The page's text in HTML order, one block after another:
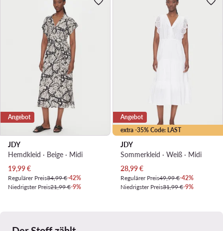
Angebot
JDY
Hemdkleid · Beige · Midi
Aktueller Preis
19,99€
Regulärer Preis34,99 €-42%
Niedrigster Preis21,99 €-9%
extra -35% Code: LAST
Angebot
JDY
Sommerkleid · Weiß · Midi
Aktueller Preis
28,99€
Regulärer Preis49,99 €-42%
Niedrigster Preis31,99 €-9%